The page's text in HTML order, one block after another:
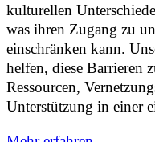
kulturellen
was ihren Zugang zu
einschränken kann.
helfen, diese Barrieren
Ressourcen,
Unterstützung in einer